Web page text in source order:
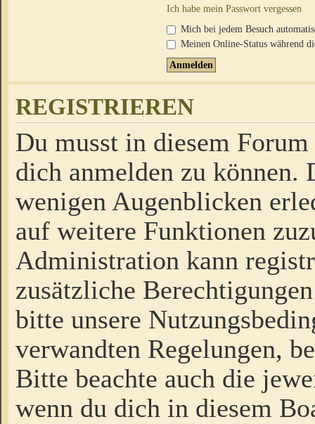
Ich habe mein Passwort vergessen
Mich bei jedem Besuch
Meinen Online-Status während
REGISTRIEREN
Du musst in diesem
dich anmelden zu
wenigen Augenblicken
auf weitere Funktionen
Administration kann
zusätzliche
bitte unsere
verwandten Regelungen,
Bitte beachte auch die
wenn du dich in diesem